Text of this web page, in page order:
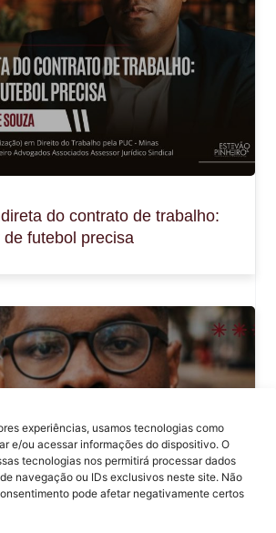
experiências, usamos tecnologias como
e/ou acessar informações do dispositivo. O
tecnologias nos permitirá processar dados
navegação ou IDs exclusivos neste site. Não
pode afetar negativamente certos
do contrato de trabalho:
futebol precisa